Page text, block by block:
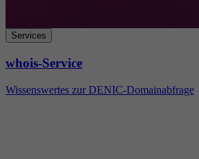
Services
whois-Service
Wissenswertes zur DENIC-Domainabfrage